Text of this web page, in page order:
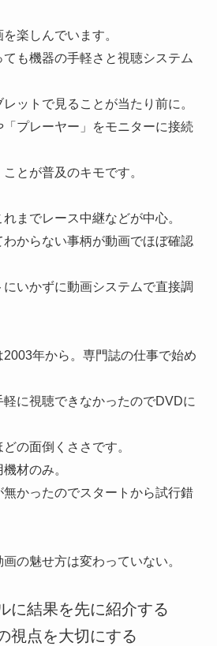
楽しんでいます。
も機器の手軽さと視聴システム
ットで見ることが当たり前に。
プレーヤー」をモニターに接続
ことが普及のキモです。
までレース中継などが中心。
からない事柄が動画でほぼ確認
いかずに動画システムで直接調
年から。専門誌の仕事で始め
に視聴できなかったのでDVDに
の面倒くささです。
材のみ。
かったのでスタートから試行錯
の魅せ方は変わっていない。
に結果を先に紹介する
視点を大切にする